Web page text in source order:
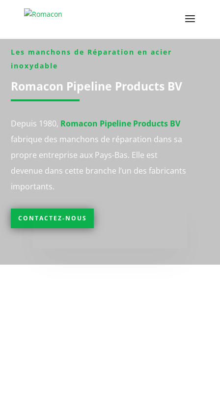
Les manchons de Réparation en acier
inoxydable
Romacon Pipeline Products BV
Depuis 1980, Romacon Pipeline Products BV
fabrique des manchons de réparation dans sa
propre entreprise aux Pays-Bas. Elle est
devenue dans cette branche l’un des fabricants
importants.
CONTACTEZ-NOUS